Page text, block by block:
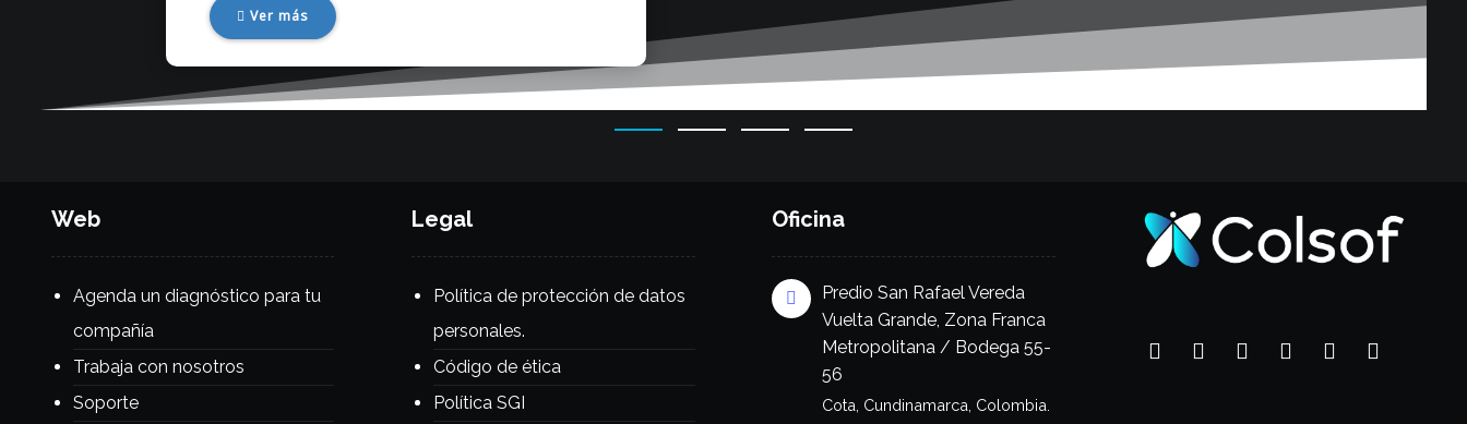
Ver más
Web
Agenda un diagnóstico para tu
compañía
Trabaja con nosotros
Soporte
Legal
Política de protección de datos
personales.
Código de ética
Política SGI
Oficina
Predio San Rafael Vereda
Vuelta Grande, Zona Franca
Metropolitana / Bodega 55-
56
Cota, Cundinamarca, Colombia.